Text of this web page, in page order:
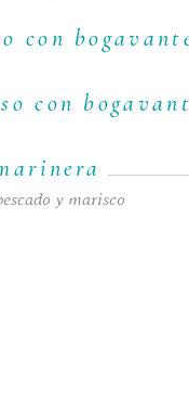
con
con
y marisco